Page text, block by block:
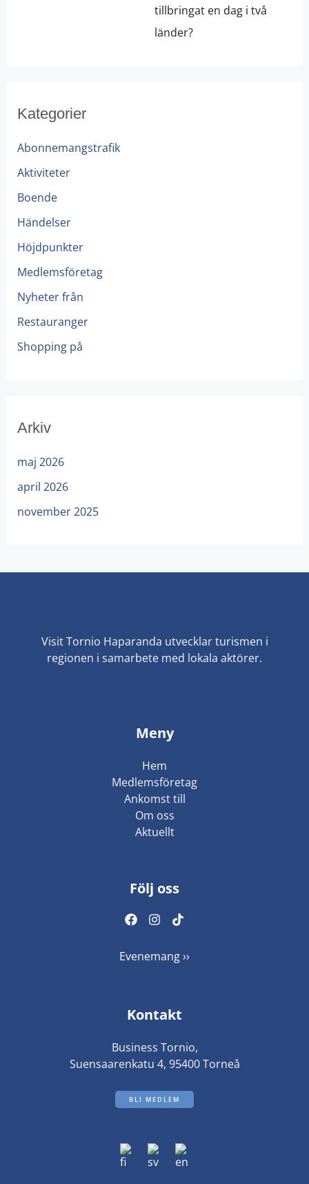
tillbringat en dag i två
länder?
Kategorier
Abonnemangstrafik
Aktiviteter
Boende
Händelser
Höjdpunkter
Medlemsföretag
Nyheter från
Restauranger
Shopping på
Arkiv
maj 2026
april 2026
november 2025
Visit Tornio Haparanda utvecklar turismen i
regionen i samarbete med lokala aktörer.
Meny
Hem
Medlemsföretag
Ankomst till
Om oss
Aktuellt
Följ oss
Evenemang ››
Kontakt
Business Tornio,
Suensaarenkatu 4, 95400 Torneå
BLI MEDLEM